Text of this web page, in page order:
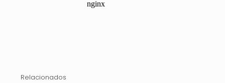
Relacionados